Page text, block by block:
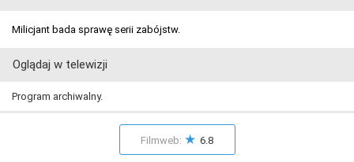
Milicjant bada sprawę serii zabójstw.
Oglądaj w telewizji
Program archiwalny.
Filmweb: ★ 6.8